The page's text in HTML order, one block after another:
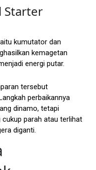
Starter
kumutator dan
kemagetan
energi putar.
tersebut
perbaikannya
dinamo, tetapi
parah atau terlihat
diganti.